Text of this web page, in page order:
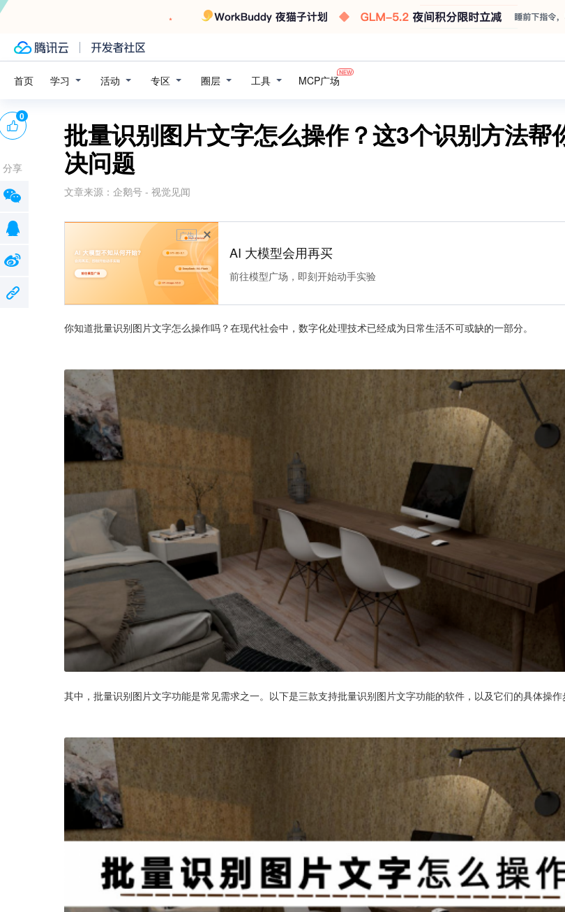
首页 学习 活动 专区 圈层 工具 MCP广场
批量识别图片文字怎么操作？这3个识别方法帮
决问题
文章来源： 企鹅号 - 视觉见闻
广告
AI 大模型会用再买
前往模型广场，即刻开始动手实验
你知道批量识别图片文字怎么操作吗？在现代社会中，数字化处理技术已经成为日常生活不可或缺的一部分。
其中，批量识别图片文字功能是常见需求之一。以下是三款支持批量识别图片文字功能的软件，以及它们的具体操作
0
分享